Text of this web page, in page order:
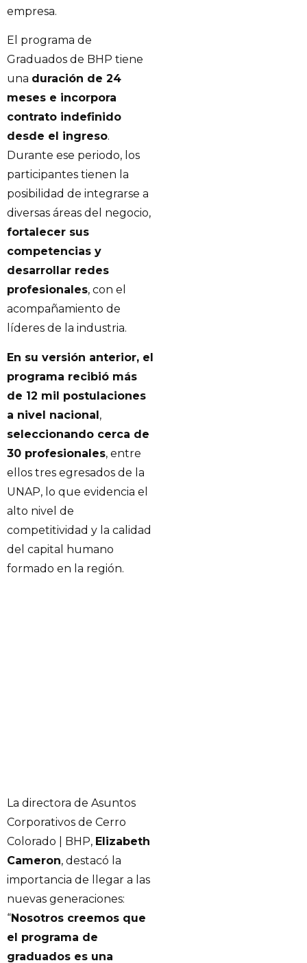
empresa.
El programa de
Graduados de BHP tiene
una duración de 24
meses e incorpora
contrato indefinido
desde el ingreso.
Durante ese periodo, los
participantes tienen la
posibilidad de integrarse a
diversas áreas del negocio,
fortalecer sus
competencias y
desarrollar redes
profesionales, con el
acompañamiento de
líderes de la industria.
En su versión anterior, el
programa recibió más
de 12 mil postulaciones
a nivel nacional,
seleccionando cerca de
30 profesionales, entre
ellos tres egresados de la
UNAP, lo que evidencia el
alto nivel de
competitividad y la calidad
del capital humano
formado en la región.
La directora de Asuntos
Corporativos de Cerro
Colorado | BHP, Elizabeth
Cameron, destacó la
importancia de llegar a las
nuevas generaciones:
“Nosotros creemos que
el programa de
graduados es una